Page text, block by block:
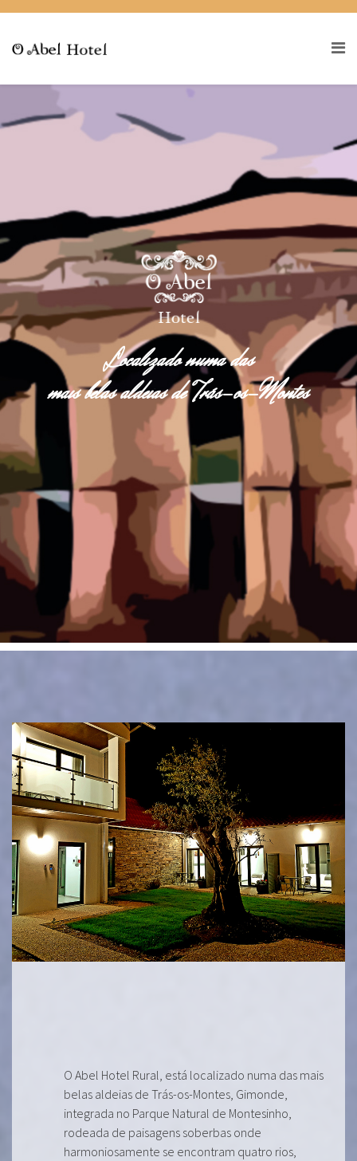
Localizado numa das
mais belas aldeias de Trás-os-Montes
O Abel Hotel Rural, está localizado numa das mais
belas aldeias de Trás-os-Montes, Gimonde,
integrada no Parque Natural de Montesinho,
rodeada de paisagens soberbas onde
harmoniosamente se encontram quatro rios,